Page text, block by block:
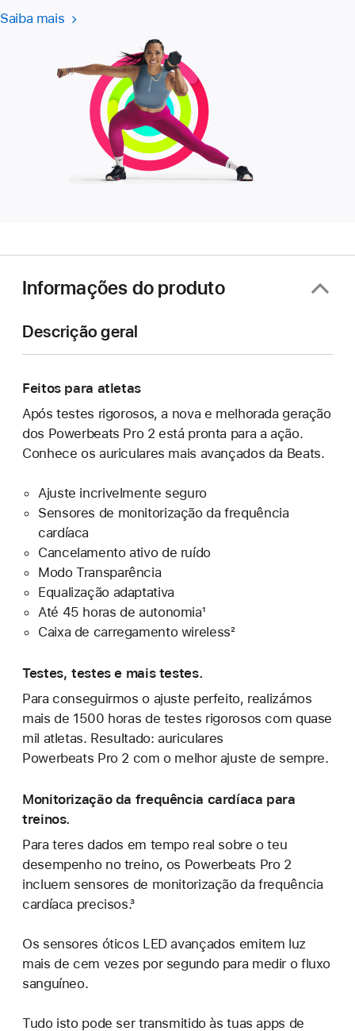
Saiba mais Saiba
o
Apple Fitness+
Informações do produto
Descrição geral
Feitos para atletas
Após testes rigorosos, a nova e melhorada geração
dos Powerbeats Pro 2 está pronta para a ação.
Conhece os auriculares mais avançados da Beats.
Ajuste incrivelmente seguro
Sensores de monitorização da frequência
cardíaca
Cancelamento ativo de ruído
Modo Transparência
Equalização adaptativa
Até 45 horas de autonomia¹
Caixa de carregamento wireless²
Testes, testes e mais testes.
Para conseguirmos o ajuste perfeito, realizámos
mais de 1500 horas de testes rigorosos com quase
mil atletas. Resultado: auriculares
Powerbeats Pro 2 com o melhor ajuste de sempre.
Monitorização da frequência cardíaca para
treinos.
Para teres dados em tempo real sobre o teu
desempenho no treino, os Powerbeats Pro 2
incluem sensores de monitorização da frequência
cardíaca precisos.³
Os sensores óticos LED avançados emitem luz
mais de cem vezes por segundo para medir o fluxo
sanguíneo.
Tudo isto pode ser transmitido às tuas apps de